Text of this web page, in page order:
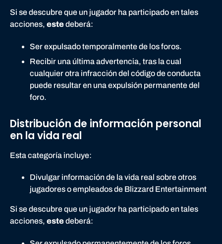
Si se descubre que un jugador ha participado en tales
acciones, estedeberá:
Ser expulsado temporalmente de los foros.
Recibir una última advertencia, tras la cual
cualquier otra infracción del código de conducta
puede resultar en una expulsión permanente del
foro.
Distribución de información personal
en la vida real
Esta categoría incluye:
Divulgar información de la vida real sobre otros
jugadores o empleados de Blizzard Entertainment
Si se descubre que un jugador ha participado en tales
acciones, estedeberá: